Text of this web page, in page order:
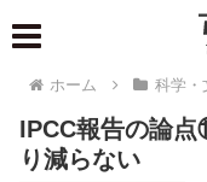
ホーム 科学・
IPCC報告の論
り減らない